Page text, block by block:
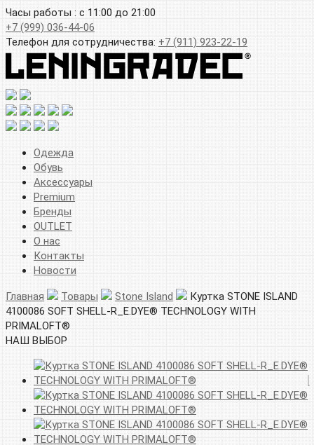
Часы работы : с 11:00 до 21:00
+7 (999) 036-44-06
Телефон для сотрудничества: +7 (911) 923-22-19
Одежда
Обувь
Аксессуары
Premium
Бренды
OUTLET
О нас
Контакты
Новости
Главная Товары Stone Island
Куртка STONE ISLAND
4100086 SOFT SHELL-R_E.DYE® TECHNOLOGY WITH
PRIMALOFT®
НАШ ВЫБОР